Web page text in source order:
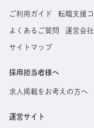
ご利用ガイド 転職支援
よくあるご質問 運営会
サイトマップ
採用担当者様へ
求人掲載をお考えの方へ
運営サイト